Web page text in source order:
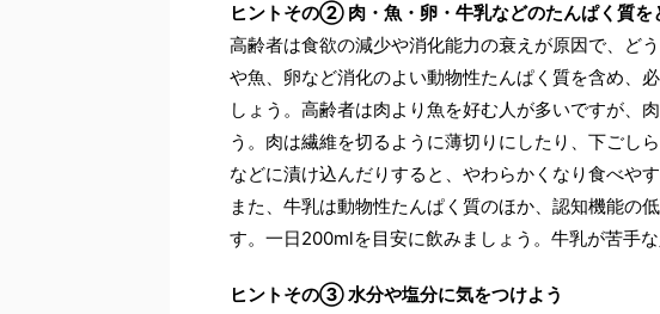
ヒントその② 肉・魚・卵・牛乳などのたんぱく質を
高齢者は食欲の減少や消化能力の衰えが原因で、ど
や魚、卵など消化のよい動物性たんぱく質を含め、
しょう。高齢者は肉より魚を好む人が多いですが、
う。肉は繊維を切るように薄切りにしたり、下ごし
などに漬け込んだりすると、やわらかくなり食べやす
また、牛乳は動物性たんぱく質のほか、認知機能の
す。一日200mlを目安に飲みましょう。牛乳が苦手
ヒントその③ 水分や塩分に気をつけよう